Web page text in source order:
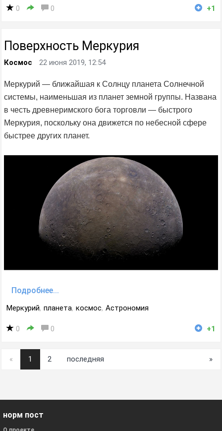
0 0 +1
Поверхность Меркурия
Космос 22 июня 2019, 12:54
Меркурий — ближайшая к Солнцу планета Солнечной
системы, наименьшая из планет земной группы. Названа
в честь древнеримского бога торговли — быстрого
Меркурия, поскольку она движется по небесной сфере
быстрее других планет.
Подробнее...
Меркурий, планета, космос, Астрономия
0 0 +1
« 1 2 последняя »
норм пост